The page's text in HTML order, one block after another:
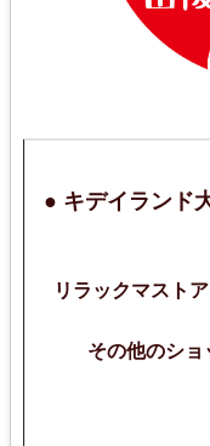
● キデイランド
リラックマスト
その他のショ